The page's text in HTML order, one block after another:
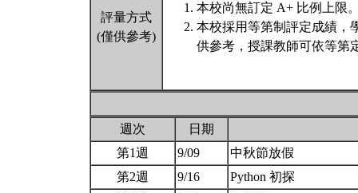
評量方式
(僅供參考)
本校尚無訂定 A+ 比例上限
本校採用等第制評定成績，
供參考，授課教師可依等第
週次
日期
第1週
9/09
中秋節放假
第2週
9/16
Python 初探